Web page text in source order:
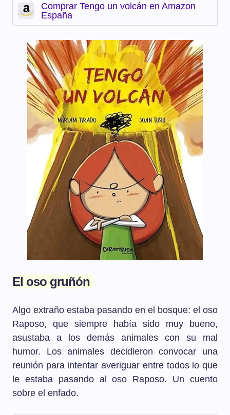
Comprar Tengo un volcán en Amazon
España
El oso gruñón
Algo extraño estaba pasando en el bosque: el oso
Raposo, que siempre había sido muy bueno,
asustaba a los demás animales con su mal
humor. Los animales decidieron convocar una
reunión para intentar averiguar entre todos lo que
le estaba pasando al oso Raposo. Un cuento
sobre el enfado.